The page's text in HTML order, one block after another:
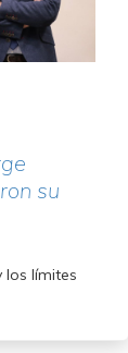
su
los límites